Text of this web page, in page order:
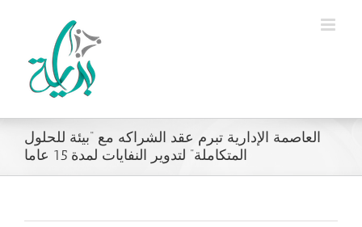
العاصمة الإدارية تبرم عقد الشراكه مع “بيئة للحلول
المتكاملة” لتدوير النفايات لمدة 15 عاما